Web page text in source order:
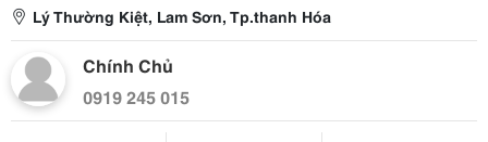
Lý Thường Kiệt, Lam Sơn, Tp.thanh Hóa
Chính Chủ
0919 245 015